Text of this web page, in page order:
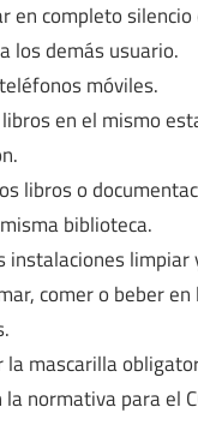
en completo
los demás usuario.
móviles.
en el mismo
libros o
biblioteca.
instalaciones limpiar
comer o beber en
la mascarilla
normativa para el